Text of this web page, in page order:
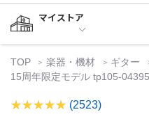
マイストア
TOP 楽器・機材 ギター
15周年限定モデル tp105-
(2523)